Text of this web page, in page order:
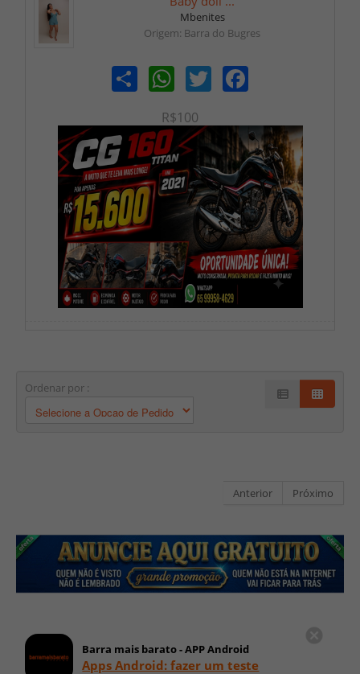
Mbenites
Origem: Barra do Bugres
Share WhatsAppTwitter Facebook
R$100
Ordenar por :
Anterior Próximo
Barra mais barato - APP Android
Apps Android: fazer um teste